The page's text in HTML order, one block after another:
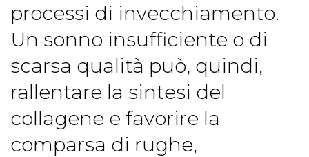
processi di invecchiamento.
Un sonno insufficiente o di
scarsa qualità può, quindi,
rallentare la sintesi del
collagene e favorire la
comparsa di rughe,